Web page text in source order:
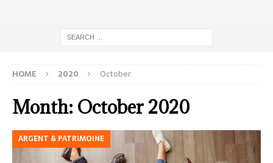
HOME 2020 October
Month: October 2020
ARGENT & PATRIMOINE